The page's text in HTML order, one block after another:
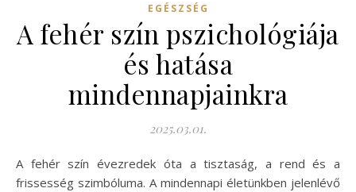
EGÉSZSÉG
A fehér szín pszichológiája
és hatása
mindennapjainkra
2025.03.01.
A fehér szín évezredek óta a tisztaság, a rend és a
frissesség szimbóluma. A mindennapi életünkben jelenlévő